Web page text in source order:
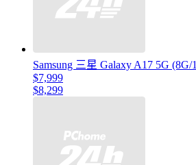
Samsung 三星 Galaxy A17 5G (8G/
$7,999
$8,299